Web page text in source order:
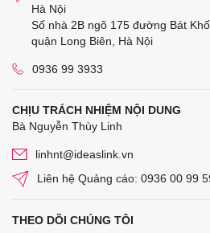
Hà Nội
Số nhà 2B ngõ 175 đường Bát
quận Long Biên, Hà Nội
0936 99 3933
CHỊU TRÁCH NHIỆM NỘI DUNG
Bà Nguyễn Thùy Linh
linhnt@ideaslink.vn
Liên hệ Quảng cáo: 0936 00 99
THEO DÕI CHÚNG TÔI